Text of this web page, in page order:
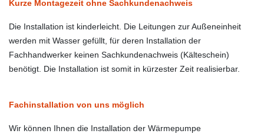
Kurze Montagezeit ohne Sachkundenachweis
Die Installation ist kinderleicht. Die Leitungen zur Außeneinheit
werden mit Wasser gefüllt, für deren Installation der
Fachhandwerker keinen Sachkundenachweis (Kälteschein)
benötigt. Die Installation ist somit in kürzester Zeit realisierbar.
Fachinstallation von uns möglich
Wir können Ihnen die Installation der Wärmepumpe